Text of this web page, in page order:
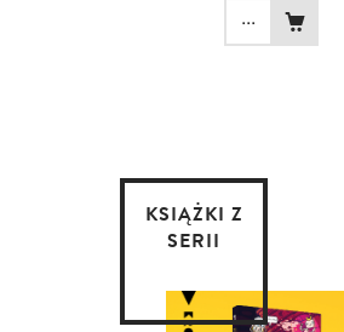
...
KSIĄŻKI Z
SERII